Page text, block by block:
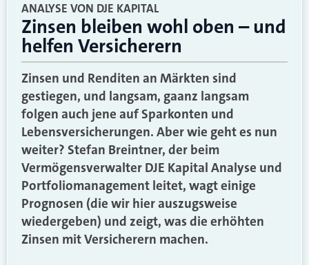
ANALYSE VON DJE KAPITAL
Zinsen bleiben wohl oben – und
helfen Versicherern
Zinsen und Renditen an Märkten sind
gestiegen, und langsam, gaanz langsam
folgen auch jene auf Sparkonten und
Lebensversicherungen. Aber wie geht es nun
weiter? Stefan Breintner, der beim
Vermögensverwalter DJE Kapital Analyse und
Portfoliomanagement leitet, wagt einige
Prognosen (die wir hier auszugsweise
wiedergeben) und zeigt, was die erhöhten
Zinsen mit Versicherern machen.